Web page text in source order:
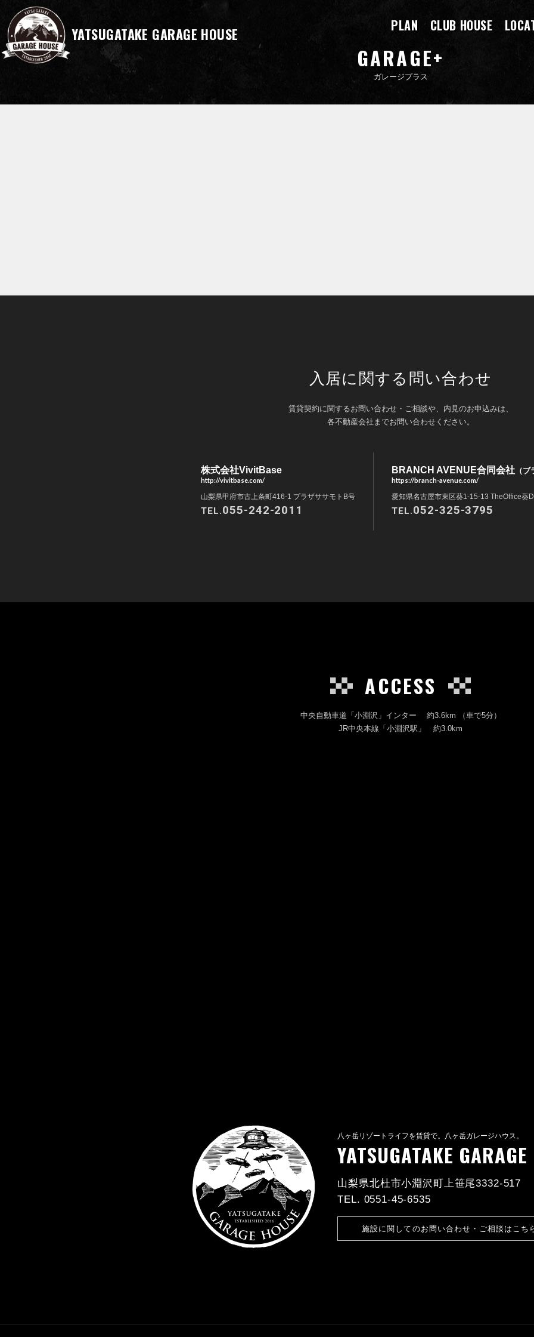
YATSUGATAKE GARAGE HOUSE
GARAGE+
ガレージプラス
PLAN CLUB HOUSE
入居に関する問い合わせ
賃貸契約に関するお問い合わせ・ご相談や、内見のお申込みは、
各不動産会社までお問い合わせください。
株式会社VivitBase
http://vivitbase.com/
山梨県甲府市古上条町416-1 プラザササモトB号
TEL.055-242-2011
BRANCH AVENUE合同会社 （
https://branch-avenue.com/
愛知県名古屋市東区葵1-15-13 TheOffice葵
TEL.052-325-3795
ACCESS
中央自動車道「小淵沢」インター 約3.6km （車で5分）
JR中央本線「小淵沢駅」 約3.0km
八ヶ岳リゾートライフを賃貸で。八ヶ岳ガレージハウス。
YATSUGATAKE GARAGE
山梨県北杜市小淵沢町上笹尾3332-517
TEL. 0551-45-6535
施設に関してのお問い合わせ・ご相談はこち